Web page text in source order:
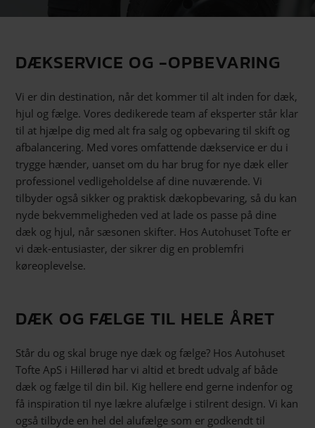
DÆKSERVICE OG -OPBEVARING
Vi er din destination, når det kommer til alt inden for dæk,
hjul og fælge. Vores dedikerede team af eksperter står klar
til at hjælpe dig med alt fra salg og opbevaring til skift og
afbalancering. Med vores omfattende dækservice er du i
trygge hænder, uanset om du har brug for nye dæk eller
professionel vedligeholdelse af dine nuværende. Vi
tilbyder også sikker og praktisk dækopbevaring, så du kan
nyde bekvemmeligheden ved at lade os passe på dine
dæk og hjul, når sæsonen skifter. Hos Autohuset Tofte er
vi dæk-entusiaster, der sikrer dig en problemfri
køreoplevelse.
DÆK OG FÆLGE TIL HELE ÅRET
Står du og skal bruge nye dæk og fælge? Hos Autohuset
Tofte ApS i Hillerød har vi altid et bredt udvalg af både
dæk og fælge til din bil. Kig hellere end gerne indenfor og
få inspiration til nye lækre alufælge i stilrent design. Vi kan
også tilbyde en hel del alufælge som er godkendt til